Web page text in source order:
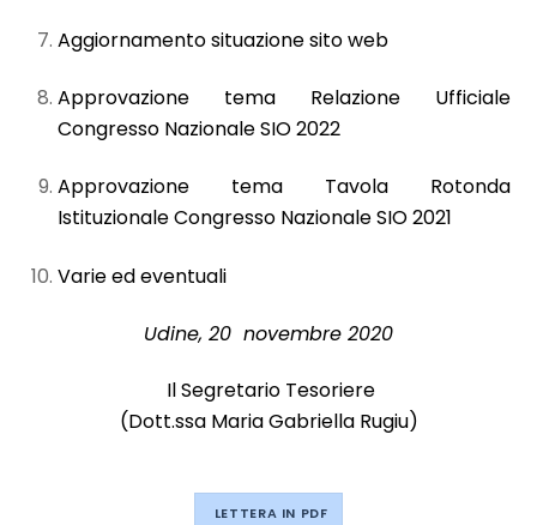
Aggiornamento situazione sito web
Approvazione tema Relazione Ufficiale
Congresso Nazionale SIO 2022
Approvazione tema Tavola Rotonda
Istituzionale Congresso Nazionale SIO 2021
Varie ed eventuali
Udine, 20 novembre 2020
Il Segretario Tesoriere
(Dott.ssa Maria Gabriella Rugiu)
LETTERA IN PDF